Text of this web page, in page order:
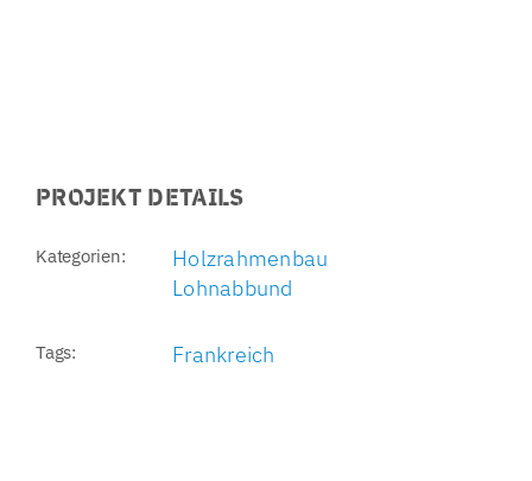
PROJEKT DETAILS
Kategorien:
Holzrahmenbau
Lohnabbund
Tags: Frankreich